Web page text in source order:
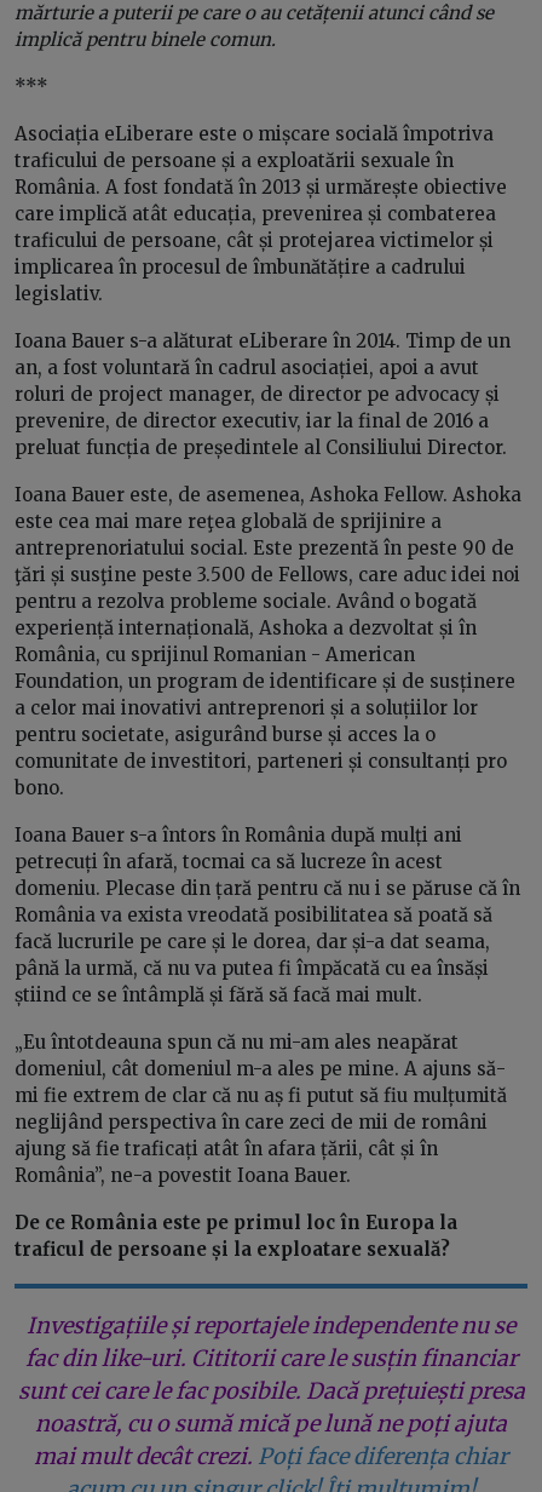
mărturie a puterii pe care o au cetățenii atunci când se
implică pentru binele comun.
***
Asociația eLiberare este o mișcare socială împotriva
traficului de persoane și a exploatării sexuale în
România. A fost fondată în 2013 și urmărește obiective
care implică atât educația, prevenirea și combaterea
traficului de persoane, cât și protejarea victimelor și
implicarea în procesul de îmbunătățire a cadrului
legislativ.
Ioana Bauer s-a alăturat eLiberare în 2014. Timp de un
an, a fost voluntară în cadrul asociației, apoi a avut
roluri de project manager, de director pe advocacy și
prevenire, de director executiv, iar la final de 2016 a
preluat funcția de președintele al Consiliului Director.
Ioana Bauer este, de asemenea, Ashoka Fellow. Ashoka
este cea mai mare reţea globală de sprijinire a
antreprenoriatului social. Este prezentă în peste 90 de
ţări și susţine peste 3.500 de Fellows, care aduc idei noi
pentru a rezolva probleme sociale. Având o bogată
experiență internațională, Ashoka a dezvoltat și în
România, cu sprijinul Romanian - American
Foundation, un program de identificare și de susținere
a celor mai inovativi antreprenori și a soluțiilor lor
pentru societate, asigurând burse și acces la o
comunitate de investitori, parteneri și consultanți pro
bono.
Ioana Bauer s-a întors în România după mulți ani
petrecuți în afară, tocmai ca să lucreze în acest
domeniu. Plecase din țară pentru că nu i se păruse că în
România va exista vreodată posibilitatea să poată să
facă lucrurile pe care și le dorea, dar și-a dat seama,
până la urmă, că nu va putea fi împăcată cu ea însăși
știind ce se întâmplă și fără să facă mai mult.
„Eu întotdeauna spun că nu mi-am ales neapărat
domeniul, cât domeniul m-a ales pe mine. A ajuns să-
mi fie extrem de clar că nu aș fi putut să fiu mulțumită
neglijând perspectiva în care zeci de mii de români
ajung să fie traficați atât în afara țării, cât și în
România”, ne-a povestit Ioana Bauer.
De ce România este pe primul loc în Europa la
traficul de persoane și la exploatare sexuală?
Investigațiile și reportajele independente nu se
fac din like-uri. Cititorii care le susțin financiar
sunt cei care le fac posibile. Dacă prețuiești presa
noastră, cu o sumă mică pe lună ne poți ajuta
mai mult decât crezi. Poți face diferența chiar